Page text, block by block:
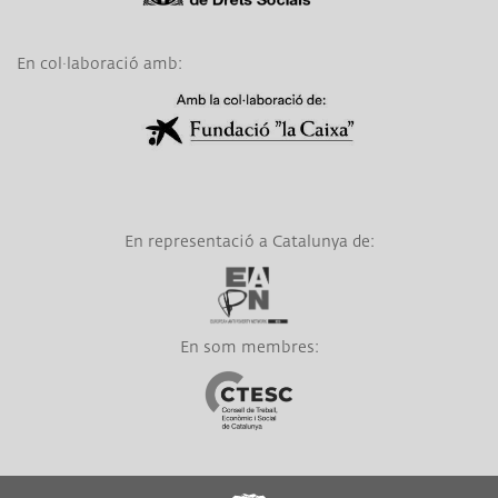
En col·laboració amb:
En representació a Catalunya de:
Link a EAPN
En som membres:
Link a CTESC